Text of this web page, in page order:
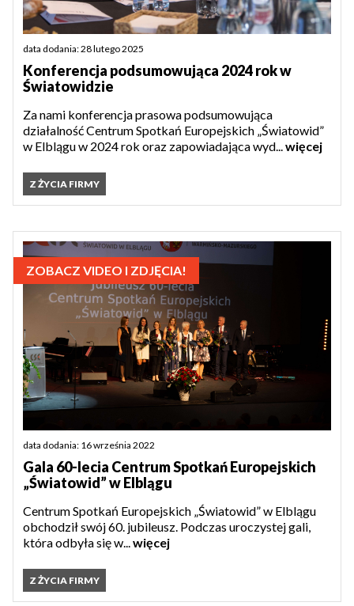
data dodania: 28 lutego 2025
Konferencja podsumowująca 2024 rok w
Światowidzie
Za nami konferencja prasowa podsumowująca
działalność Centrum Spotkań Europejskich „Światowid”
w Elblągu w 2024 rok oraz zapowiadająca wyd...więcej
Z ŻYCIA FIRMY
ZOBACZ VIDEO I ZDJĘCIA!
data dodania: 16 września 2022
Gala 60-lecia Centrum Spotkań Europejskich
„Światowid” w Elblągu
Centrum Spotkań Europejskich „Światowid” w Elblągu
obchodził swój 60. jubileusz. Podczas uroczystej gali,
która odbyła się w...więcej
Z ŻYCIA FIRMY